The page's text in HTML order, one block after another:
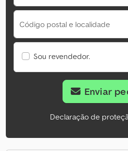
Código postal e localidade
Sou revendedor.
Enviar
Declaração de